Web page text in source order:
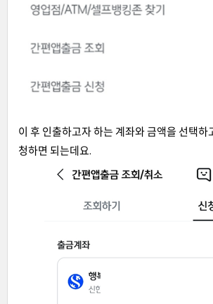
이 후 인출하고자 하는 계좌와 금액을 선택하
청하면 되는데요.